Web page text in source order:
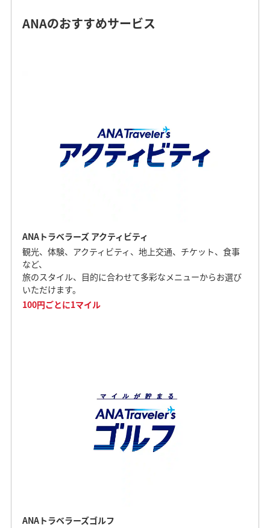
ANAのおすすめサービス
ANAトラベラーズ アクティビティ
観光、体験、アクティビティ、地上交通、チケット、食事
など、
旅のスタイル、目的に合わせて多彩なメニューからお選び
いただけます。
100円ごとに1マイル
ANAトラベラーズゴルフ